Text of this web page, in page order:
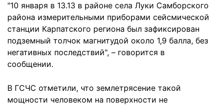
"10 января в 13.13 в районе села Луки Самборского
района измерительными приборами сейсмической
станции Карпатского региона был зафиксирован
подземный толчок магнитудой около 1,9 балла, без
негативных последствий", – говорится в
сообщении.
В ГСЧС отметили, что землетрясение такой
мощности человеком на поверхности не